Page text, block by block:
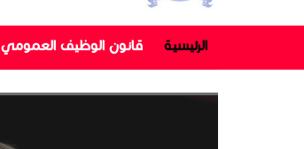
الرئيسية قانون الوظيف العمومي